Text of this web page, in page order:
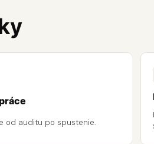
od auditu po spustenie.